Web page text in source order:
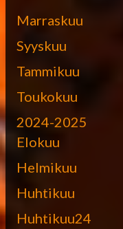
Marraskuu
Syyskuu
Tammikuu
Toukokuu
2024-2025
Elokuu
Helmikuu
Huhtikuu
Huhtikuu24